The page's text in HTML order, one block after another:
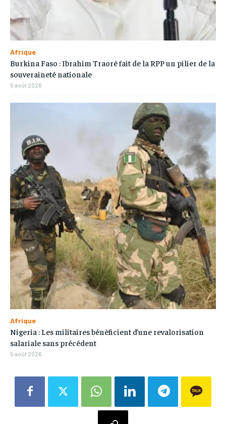
Afrique
Burkina Faso : Ibrahim Traoré fait de la RPP un pilier de la
souveraineté nationale
5 août 2026
Afrique
Nigeria : Les militaires bénéficient d’une revalorisation
salariale sans précédent
5 août 2026